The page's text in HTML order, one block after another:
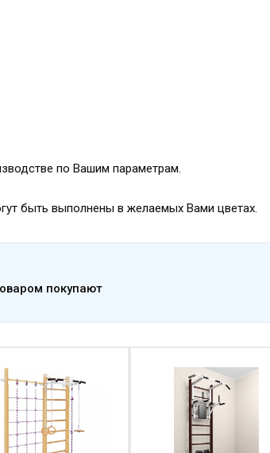
по Вашим параметрам.
быть выполнены в желаемых Вами цветах.
покупают